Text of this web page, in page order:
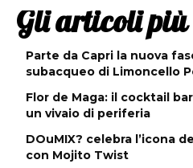
Gli articoli
Parte da Capri la nuova
subacqueo di Limoncello
Flor de Maga: il cocktail
un vivaio di periferia
DOuMIX? celebra l’icona
con Mojito Twist